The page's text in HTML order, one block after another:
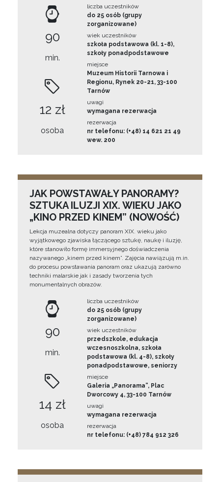
90
min.
12 zł
osoba
liczba uczestników
do 25 osób (grupy
zorganizowane)
wiek uczestników
szkoła podstawowa (kl. 1-8),
szkoły ponadpodstawowe
miejsce
Muzeum Historii Tarnowa i
Regionu, Rynek 20-21, 33-100
Tarnów
uwagi
wymagana rezerwacja
rezerwacja
nr telefonu: (+48) 14 621 21 49
wew. 200
JAK POWSTAWAŁY PANORAMY?
SZTUKA ILUZJI XIX. WIEKU JAKO
„KINO PRZED KINEM” (NOWOŚĆ)
Lekcja muzealna dotyczy panoram XIX. wieku jako
wyjątkowego zjawiska łączącego sztukę, naukę i iluzję,
które stanowiło formę immersyjnego doświadczenia
nazywanego „kinem przed kinem”. Zajęcia nawiązują m.in.
do procesu powstawania panoram oraz ukazują zarówno
techniki malarskie jak i zasady tworzenia tych
monumentalnych obrazów.
90
min.
14 zł
osoba
liczba uczestników
do 25 osób (grupy
zorganizowane)
wiek uczestników
przedszkole, edukacja
wczesnoszkolna, szkoła
podstawowa (kl. 4-8), szkoły
ponadpodstawowe, seniorzy
miejsce
Galeria „Panorama”, Plac
Dworcowy 4, 33-100 Tarnów
uwagi
wymagana rezerwacja
rezerwacja
nr telefonu: (+48) 784 912 326